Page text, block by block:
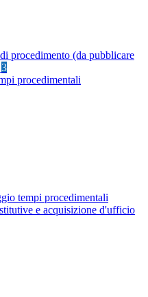
procedimento (da pubblicare
3
procedimentali
tempi procedimentali
e acquisizione d'ufficio